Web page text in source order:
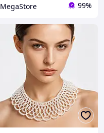
MegaStore 99%